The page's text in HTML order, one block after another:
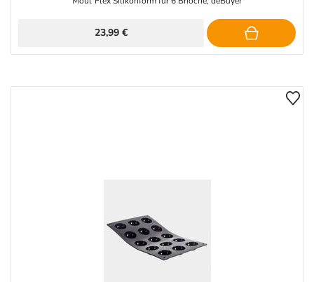
23,99 €